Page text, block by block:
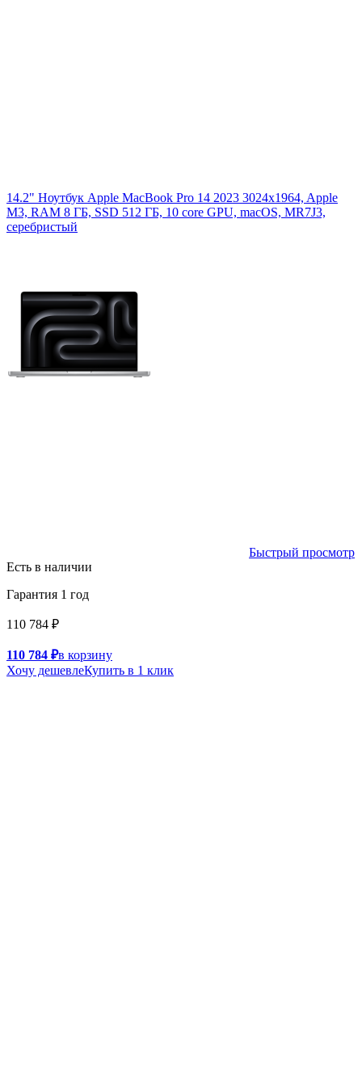
14.2" Ноутбук Apple MacBook Pro 14 2023 3024x1964, Apple
M3, RAM 8 ГБ, SSD 512 ГБ, 10 core GPU, macOS, MR7J3,
серебристый
Быстрый просмотр
Есть в наличии
Гарантия 1 год
110 784 ₽
110 784 ₽в корзину
Хочу дешевлеКупить в 1 клик